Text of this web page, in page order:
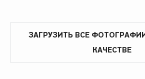
ЗАГРУЗИТЬ ВСЕ
КАЧЕСТВЕ